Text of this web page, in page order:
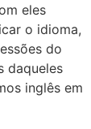
eles
o idioma,
do
daqueles
inglês em